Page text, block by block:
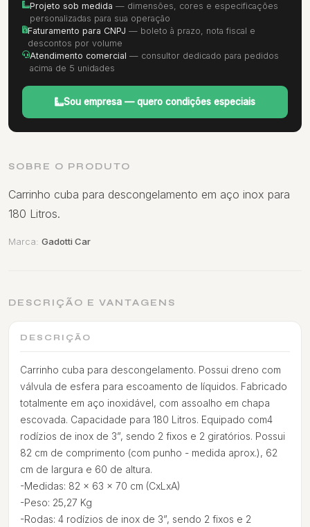
Projeto sob medida — dimensões, cores e especificações
personalizadas para sua operação
Faturamento para CNPJ — boleto à prazo, nota fiscal e
descontos por volume
Atendimento comercial — consultor dedicado para pedidos
acima de 5 unidades
Sou empresa — quero condições especiais
SOBRE O PRODUTO
Carrinho cuba para descongelamento em aço inox para
180 Litros.
Marca: Gadotti Car
DESCRIÇÃO E VANTAGENS
DESCRIÇÃO
Carrinho cuba para descongelamento. Possui dreno com
válvula de esfera para escoamento de líquidos. Fabricado
totalmente em aço inoxidável, com assoalho em chapa
escovada. Capacidade para 180 Litros. Equipado com4
rodízios de inox de 3”, sendo 2 fixos e 2 giratórios. Possui
82 cm de comprimento (com punho - medida aprox.), 62
cm de largura e 60 de altura.
-Medidas: 82 x 63 x 70 cm (CxLxA)
-Peso: 25,27 Kg
-Rodas: 4 rodízios de inox de 3”, sendo 2 fixos e 2